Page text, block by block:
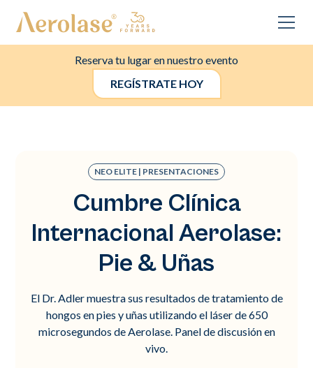
Reserva tu lugar en nuestro evento
REGÍSTRATE HOY
NEO ELITE | PRESENTACIONES
Cumbre Clínica
Internacional Aerolase:
Pie & Uñas
El Dr. Adler muestra sus resultados de tratamiento de
hongos en pies y uñas utilizando el láser de 650
microsegundos de Aerolase. Panel de discusión en
vivo.